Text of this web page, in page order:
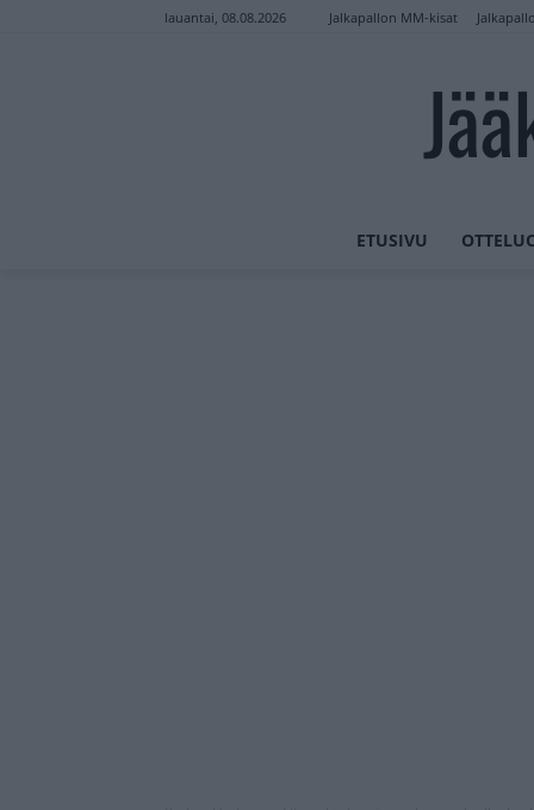
lauantai, 08.08.2026 Jalkapallon MM-kisat
ETUSIVU